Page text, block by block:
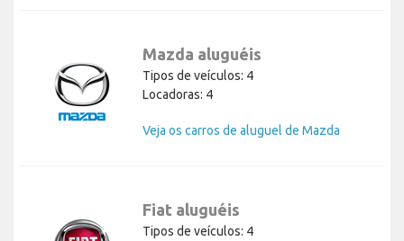
Mazda aluguéis
Tipos de veículos: 4
Locadoras: 4
Veja os carros de aluguel de Mazda
Fiat aluguéis
Tipos de veículos: 4